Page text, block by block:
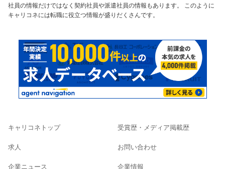
社員の情報だけではなく契約社員や派遣社員の情報もあります。 このように
キャリコネには転職に役立つ情報が盛りだくさんです。
キャリコネトップ
求人
企業ニュース
受賞歴・メディア掲載歴
お問い合わせ
企業情報